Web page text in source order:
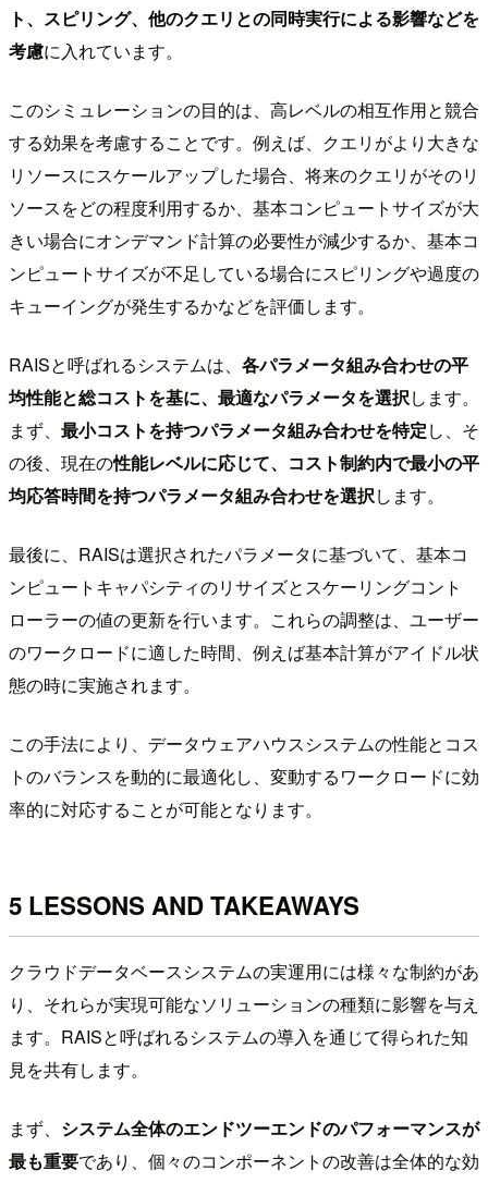
ト、スピリング、他のクエリとの同時実行による影響などを
考慮に入れています。
このシミュレーションの目的は、高レベルの相互作用と競合
する効果を考慮することです。例えば、クエリがより大きな
リソースにスケールアップした場合、将来のクエリがそのリ
ソースをどの程度利用するか、基本コンピュートサイズが大
きい場合にオンデマンド計算の必要性が減少するか、基本コ
ンピュートサイズが不足している場合にスピリングや過度の
キューイングが発生するかなどを評価します。
RAISと呼ばれるシステムは、 各パラメータ組み合わせの平
均性能と総コストを基に、最適なパラメータを選択します。
まず、 最小コストを持つパラメータ組み合わせを特定し、そ
の後、現在の性能レベルに応じて、コスト制約内で最小の平
均応答時間を持つパラメータ組み合わせを選択します。
最後に、RAISは選択されたパラメータに基づいて、基本コ
ンピュートキャパシティのリサイズとスケーリングコント
ローラーの値の更新を行います。これらの調整は、ユーザー
のワークロードに適した時間、例えば基本計算がアイドル状
態の時に実施されます。
この手法により、データウェアハウスシステムの性能とコス
トのバランスを動的に最適化し、変動するワークロードに効
率的に対応することが可能となります。
5 LESSONS AND TAKEAWAYS
クラウドデータベースシステムの実運用には様々な制約があ
り、それらが実現可能なソリューションの種類に影響を与え
ます。RAISと呼ばれるシステムの導入を通じて得られた知
見を共有します。
まず、 システム全体のエンドツーエンドのパフォーマンスが
最も重要であり、個々のコンポーネントの改善は全体的な効